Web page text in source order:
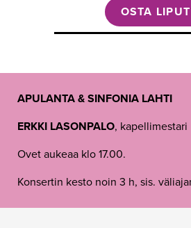
OSTA LIPUT
APULANTA & SINFONIA LAHTI
ERKKI LASONPALO, kapellimestari
Ovet aukeaa klo 17.00.
Konsertin kesto noin 3 h, sis.